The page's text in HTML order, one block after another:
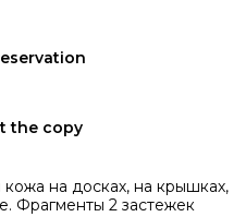
the copy
на досках, на крышках,
Фрагменты 2 застежек